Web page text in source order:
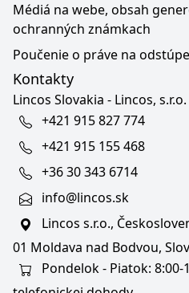
Médiá na webe, obsah
ochranných známkach
Poučenie o práve na
Kontakty
Lincos Slovakia - Lincos,
+421 915 827 774
+421 915 155 468
+36 30 343 6714
info@lincos.sk
Lincos s.r.o.,
01 Moldava nad Bodvou,
Pondelok - Piatok: 8:00-